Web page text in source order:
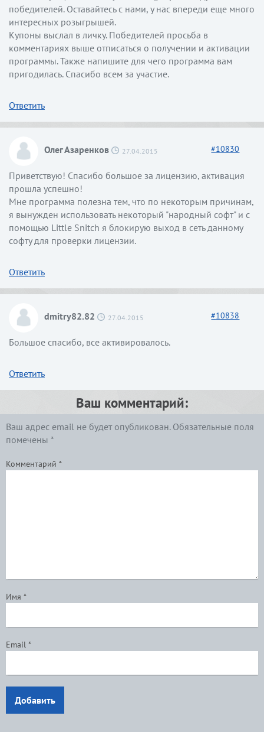
победителей. Оставайтесь с нами, у нас впереди еще много
интересных розыгрышей.
Купоны выслал в личку. Победителей просьба в
комментариях выше отписаться о получении и активации
программы. Также напишите для чего программа вам
пригодилась. Спасибо всем за участие.
Ответить
Олег Азаренков 27.04.2015 #10830
Приветствую! Спасибо большое за лицензию, активация
прошла успешно!
Мне программа полезна тем, что по некоторым причинам,
я вынужден использовать некоторый "народный софт" и с
помощью Little Snitch я блокирую выход в сеть данному
софту для проверки лицензии.
Ответить
dmitry82.82 27.04.2015 #10838
Большое спасибо, все активировалось.
Ответить
Ваш комментарий:
Ваш адрес email не будет опубликован. Обязательные поля
помечены *
Комментарий *
Имя *
Email *
Добавить